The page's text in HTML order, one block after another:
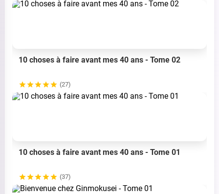
10 choses à faire avant mes 40 ans - Tome 02
(27)
10 choses à faire avant mes 40 ans - Tome 01
(37)